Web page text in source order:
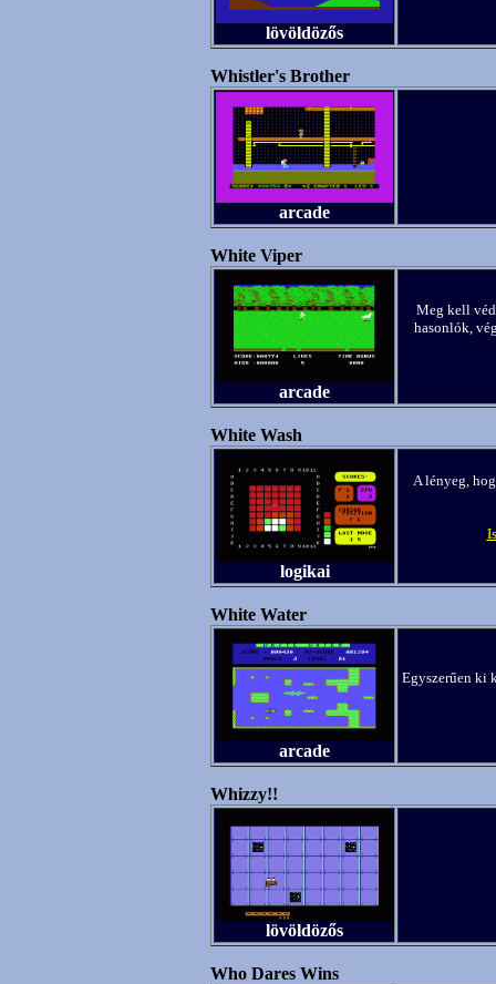
lövöldözős
Whistler's Brother
arcade
White Viper
arcade
Meg kell
hasonlók,
White Wash
logikai
A lényeg,
White Water
arcade
Egyszerűen ki
Whizzy!!
lövöldözős
Who Dares Wins